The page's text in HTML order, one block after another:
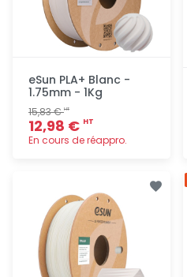
eSun PLA+ Blanc -
1.75mm - 1Kg
15,83 €HT
12,98 € HT
En cours de réappro.
rapide